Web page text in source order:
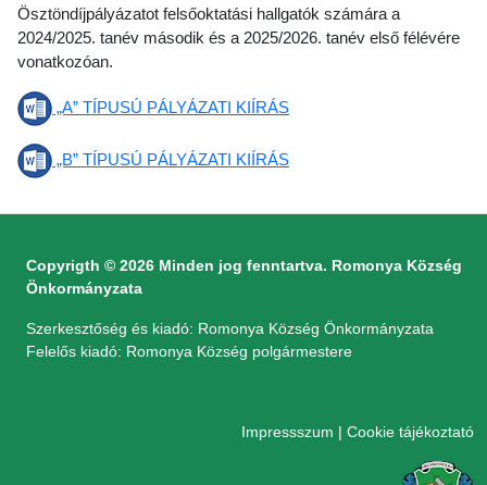
Ösztöndíjpályázatot felsőoktatási hallgatók számára a
2024/2025. tanév második és a 2025/2026. tanév első félévére
vonatkozóan.
„A” TÍPUSÚ PÁLYÁZATI KIÍRÁS
„B” TÍPUSÚ PÁLYÁZATI KIÍRÁS
Copyrigth © 2026 Minden jog fenntartva. Romonya Község
Önkormányzata
Szerkesztőség és kiadó: Romonya Község Önkormányzata
Felelős kiadó: Romonya Község polgármestere
Impressszum | Cookie tájékoztató